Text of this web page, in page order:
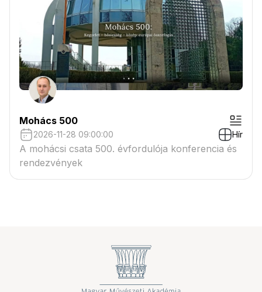
Mohács 500
2026-11-28 09:00:00 Hír
A mohácsi csata 500. évfordulója konferencia és
rendezvények